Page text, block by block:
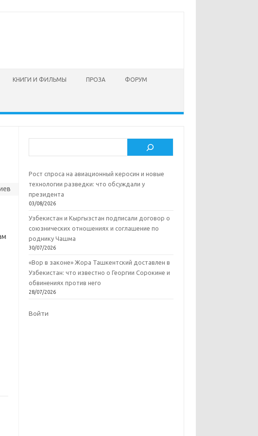
КНИГИ И ФИЛЬМЫ ПРОЗА ФОРУМ
Рост спроса на авиационный керосин и новые
технологии разведки: что обсуждали у
президента
03/08/2026
Узбекистан и Кыргызстан подписали договор о
союзнических отношениях и соглашение по
роднику Чашма
30/07/2026
«Вор в законе» Жора Ташкентский доставлен в
Узбекистан: что известно о Георгии Сорокине и
обвинениях против него
28/07/2026
Войти